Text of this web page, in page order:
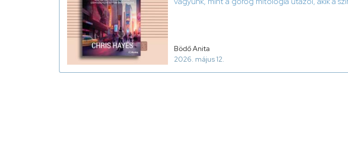
Bödő Anita
2026. május 12.